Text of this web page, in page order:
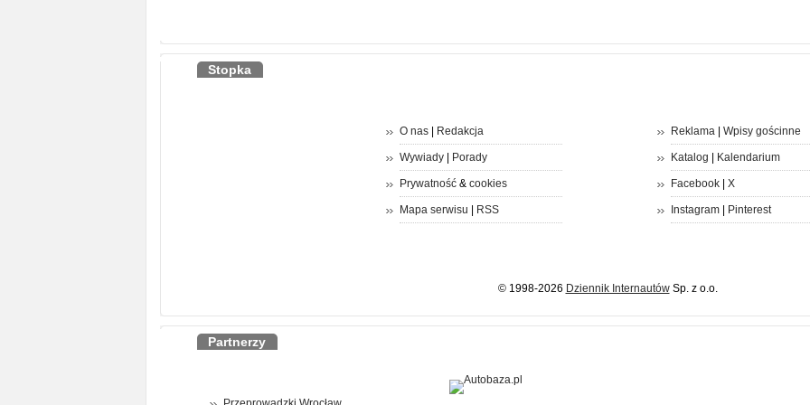
Stopka
O nas| Redakcja
Wywiady| Porady
Prywatność& cookies
Mapa serwisu RSS
Reklama| Wpisy gościnne
Katalog Kalendarium
Facebook| X
Instagram| Pinterest
© 1998-2026 Dziennik InternautówSp. z o.o.
Partnerzy